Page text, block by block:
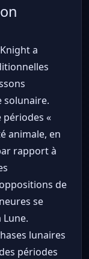
a
solunaire.
périodes «
animale, en
rapport à
de
se
lunaires
périodes